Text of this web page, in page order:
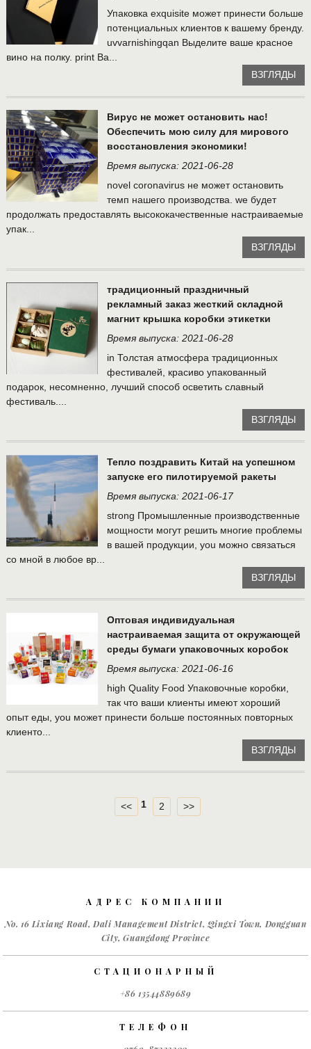
Упаковка exquisite может принести больше
потенциальных клиентов к вашему бренду.
uvvarnishingqan Выделите ваше красное
вино на полку. print Ва...
ВЗГЛЯДЫ
Вирус не может остановить нас!
Обеспечить мою силу для мирового
восстановления экономики!
Время выпуска: 2021-06-28
novel coronavirus не может остановить
темп нашего производства. we будет
продолжать предоставлять высококачественные настраиваемые
упак...
ВЗГЛЯДЫ
традиционный праздничный
рекламный заказ жесткий складной
магнит крышка коробки этикетки
Время выпуска: 2021-06-28
in Толстая атмосфера традиционных
фестивалей, красиво упакованный
подарок, несомненно, лучший способ осветить славный
фестиваль....
ВЗГЛЯДЫ
Тепло поздравить Китай на успешном
запуске его пилотируемой ракеты
Время выпуска: 2021-06-17
strong Промышленные производственные
мощности могут решить многие проблемы
в вашей продукции, you можно связаться
со мной в любое вр...
ВЗГЛЯДЫ
Оптовая индивидуальная
настраиваемая защита от окружающей
среды бумаги упаковочных коробок
Время выпуска: 2021-06-16
high Quality Food Упаковочные коробки,
так что ваши клиенты имеют хороший
опыт еды, you может принести больше постоянных повторных
клиенто...
ВЗГЛЯДЫ
<< 1 2 >>
АДРЕС КОМПАНИИ
No. 16 Lixiang Road, Dali Management District, Qingxi Town, Dongguan
City, Guangdong Province
СТАЦИОНАРНЫЙ
+86 13544889689
ТЕЛЕФОН